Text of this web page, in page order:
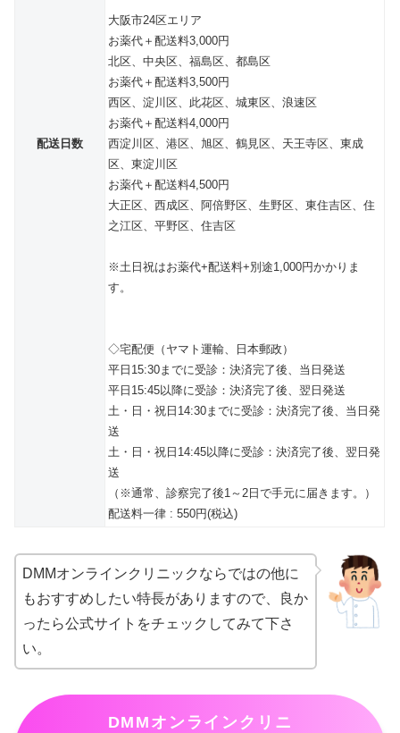
配送日数
大阪市24区エリア
お薬代＋配送料3,000円
北区、中央区、福島区、都島区
お薬代＋配送料3,500円
西区、淀川区、此花区、城東区、浪速区
お薬代＋配送料4,000円
西淀川区、港区、旭区、鶴見区、天王寺区、東成
区、東淀川区
お薬代＋配送料4,500円
大正区、西成区、阿倍野区、生野区、東住吉区、住
之江区、平野区、住吉区
※土日祝はお薬代+配送料+別途1,000円かかりま
す。
◇宅配便（ヤマト運輸、日本郵政）
平日15:30までに受診：決済完了後、当日発送
平日15:45以降に受診：決済完了後、翌日発送
土・日・祝日14:30までに受診：決済完了後、当日発
送
土・日・祝日14:45以降に受診：決済完了後、翌日発
送
（※通常、診察完了後1～2日で手元に届きます。）
配送料一律 : 550円(税込)
DMMオンラインクリニックならではの他に
もおすすめしたい特長がありますので、良か
ったら公式サイトをチェックしてみて下さ
い。
DMMオンラインクリニ